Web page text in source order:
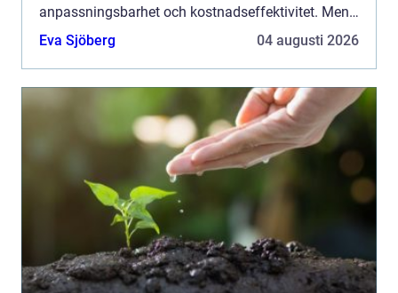
anpassningsbarhet och kostnadseffektivitet. Men
vad &...
Eva Sjöberg 04 augusti 2026